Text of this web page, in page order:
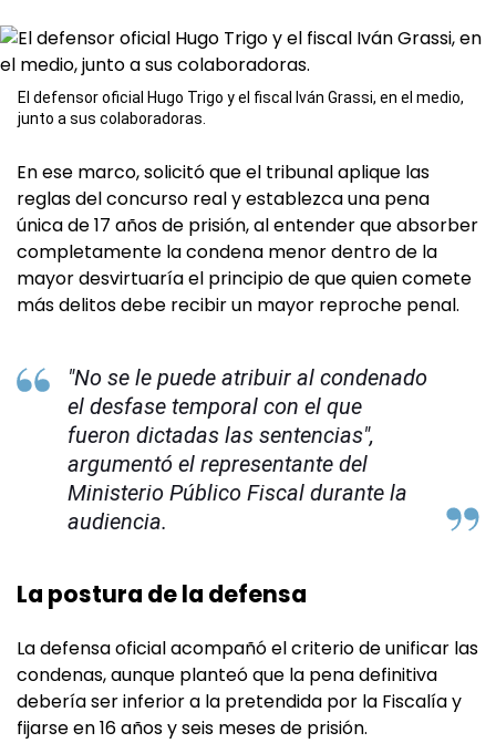
El defensor oficial Hugo Trigo y el fiscal Iván Grassi, en el medio,
junto a sus colaboradoras.
En ese marco, solicitó que el tribunal aplique las
reglas del concurso real y establezca una pena
única de 17 años de prisión, al entender que absorber
completamente la condena menor dentro de la
mayor desvirtuaría el principio de que quien comete
más delitos debe recibir un mayor reproche penal.
"No se le puede atribuir al condenado
el desfase temporal con el que
fueron dictadas las sentencias",
argumentó el representante del
Ministerio Público Fiscal durante la
audiencia.
La postura de la defensa
La defensa oficial acompañó el criterio de unificar las
condenas, aunque planteó que la pena definitiva
debería ser inferior a la pretendida por la Fiscalía y
fijarse en 16 años y seis meses de prisión.